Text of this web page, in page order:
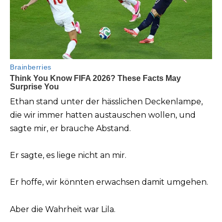
Ethan stand unter der hässlichen Deckenlampe,
die wir immer hatten austauschen wollen, und
sagte mir, er brauche Abstand.
Er sagte, es liege nicht an mir.
Er hoffe, wir könnten erwachsen damit umgehen.
Aber die Wahrheit war Lila.